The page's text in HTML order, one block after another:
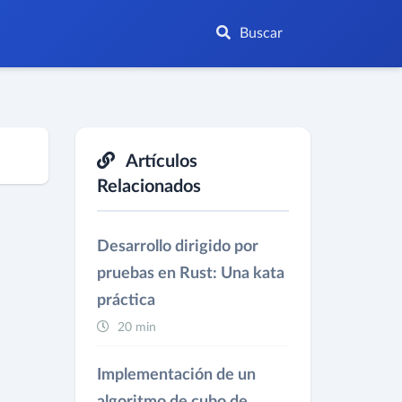
Buscar
Artículos
Relacionados
Desarrollo dirigido por
pruebas en Rust: Una kata
práctica
20 min
Implementación de un